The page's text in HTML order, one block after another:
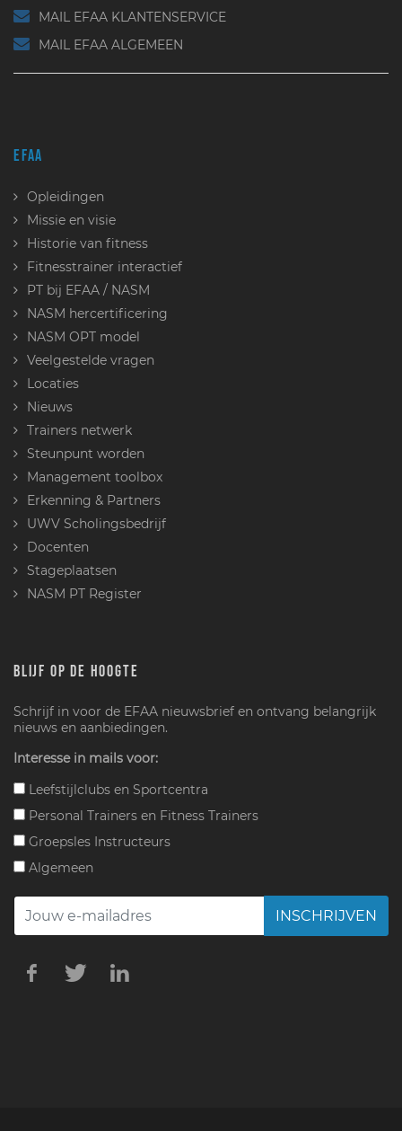
MAIL EFAA KLANTENSERVICE
MAIL EFAA ALGEMEEN
EFAA
Opleidingen
Missie en visie
Historie van fitness
Fitnesstrainer interactief
PT bij EFAA / NASM
NASM hercertificering
NASM OPT model
Veelgestelde vragen
Locaties
Nieuws
Trainers netwerk
Steunpunt worden
Management toolbox
Erkenning & Partners
UWV Scholingsbedrijf
Docenten
Stageplaatsen
NASM PT Register
BLIJF OP DE HOOGTE
Schrijf in voor de EFAA nieuwsbrief en ontvang belangrijk
nieuws en aanbiedingen.
Interesse in mails voor:
Leefstijlclubs en Sportcentra
Personal Trainers en Fitness Trainers
Groepsles Instructeurs
Algemeen
INSCHRIJVEN